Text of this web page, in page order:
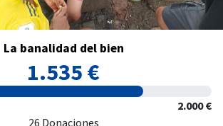
La banalidad del bien
1.535 €
2.000 €
26 Donaciones